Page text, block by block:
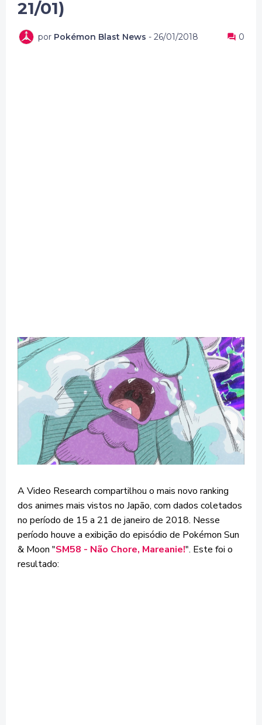
21/01)
por Pokémon Blast News - 26/01/2018 0
A Video Research compartilhou o mais novo ranking
dos animes mais vistos no Japão, com dados coletados
no período de 15 a 21 de janeiro de 2018. Nesse
período houve a exibição do episódio de Pokémon Sun
& Moon "SM58 - Não Chore, Mareanie!". Este foi o
resultado: